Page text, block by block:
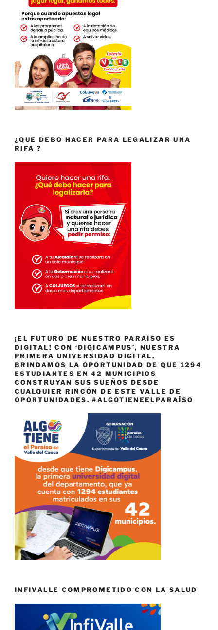
¿QUE DEBO HACER PARA LEGALIZAR UNA
RIFA ?
¡EL FUTURO DE NUESTRO PARAÍSO ES
DIGITAL! CON ‘DIGICAMPUS’, NUESTRA
PRIMERA UNIVERSIDAD DIGITAL,
BRINDAMOS LA OPORTUNIDAD DE QUE 1294
ESTUDIANTES EN 42 MUNICIPIOS
CONSTRUYAN SUS SUEÑOS DESDE
CUALQUIER RINCÓN DE ESTE VALLE DE
OPORTUNIDADES. #ALGOTIENEELPARAÍSO
INFIVALLE COMPROMETIDO CON LA SALUD